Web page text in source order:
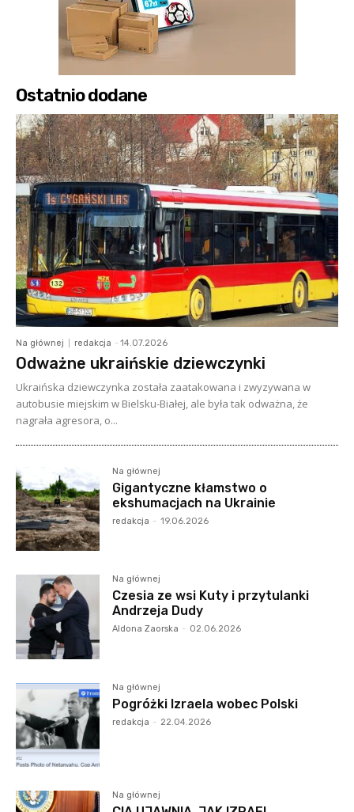
Ostatnio dodane
Na głównej redakcja - 14.07.2026
Odważne ukraińskie dziewczynki
Ukraińska dziewczynka została zaatakowana i zwyzywana w
autobusie miejskim w Bielsku-Białej, ale była tak odważna, że
nagrała agresora, o...
Na głównej
Gigantyczne kłamstwo o
ekshumacjach na Ukrainie
redakcja - 19.06.2026
Na głównej
Czesia ze wsi Kuty i przytulanki
Andrzeja Dudy
Aldona Zaorska - 02.06.2026
Na głównej
Pogróżki Izraela wobec Polski
redakcja - 22.04.2026
Na głównej